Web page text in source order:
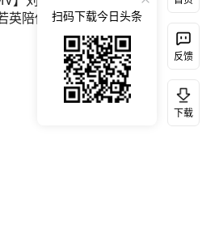
英陪你) #刘若
反馈
下载
扫码下载今日头条